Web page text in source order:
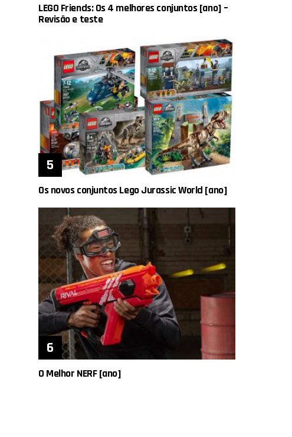
LEGO Friends: Os 4 melhores conjuntos [ano] –
Revisão e teste
Os novos conjuntos Lego Jurassic World [ano]
O Melhor NERF [ano]